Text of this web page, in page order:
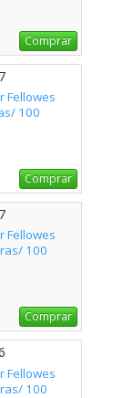
Comprar
Fellowes
100
Comprar
Fellowes
100
Comprar
Fellowes
100